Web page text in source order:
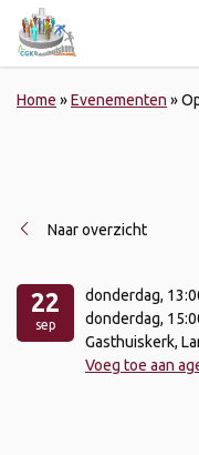
Home »Evenementen »
Naar overzicht
22
sep
donderdag,
donderdag,
Gasthuiskerk,
Voeg toe aan